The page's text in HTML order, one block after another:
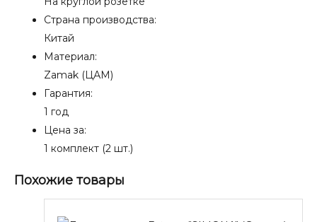
матовый
Страна производства:
Китай
Материал:
Zamak (ЦАМ)
Гарантия:
1 год
Цена за:
1 комплект (2 шт.)
Похожие товары